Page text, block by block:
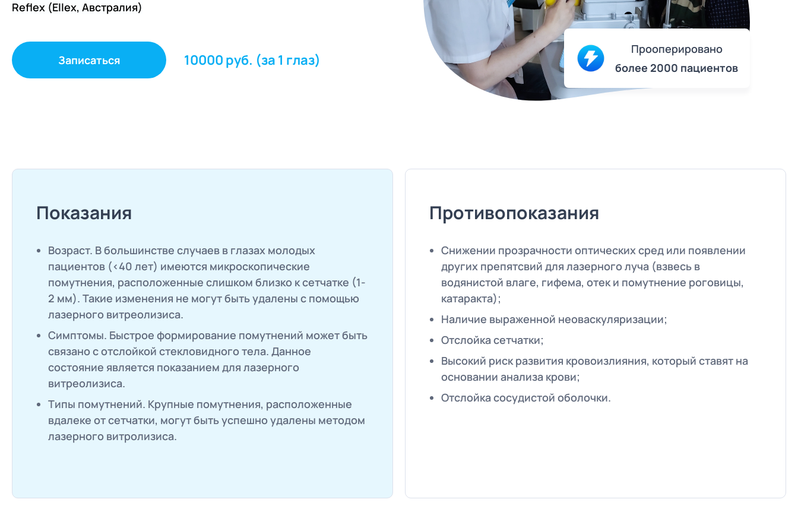
Лазерный центр
Амбулаторные операции
Интравитреальные инъекции
Прооперировано
более 2000 пациентов
Reflex (Ellex, Австралия)
Записаться 10000 руб. (за 1 глаз)
Показания
Возраст. В большинстве случаев в глазах молодых
пациентов (<40 лет) имеются микроскопические
помутнения, расположенные слишком близко к сетчатке (1-
2 мм). Такие изменения не могут быть удалены с помощью
лазерного витреолизиса.
Симптомы. Быстрое формирование помутнений может быть
связано с отслойкой стекловидного тела. Данное
состояние является показанием для лазерного
витреолизиса.
Типы помутнений. Крупные помутнения, расположенные
вдалеке от сетчатки, могут быть успешно удалены методом
лазерного витролизиса.
Противопоказания
Снижении прозрачности оптических сред или появлении
других препятсвий для лазерного луча (взвесь в
водянистой влаге, гифема, отек и помутнение роговицы,
катаракта);
Наличие выраженной неоваскуляризации;
Отслойка сетчатки;
Высокий риск развития кровоизлияния, который ставят на
основании анализа крови;
Отслойка сосудистой оболочки.